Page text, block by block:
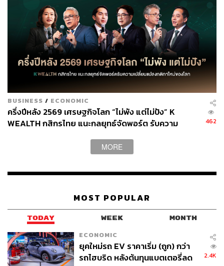
น้อย 90% ของกำไรสุทธิที่ปรับปรุงแล้ว ดังนั้นโดยทั่วไปการ
ลงทุนในกองรีทจึงให้ผลตอบแทนเงินปันผลที่สม่ำเสมอ และ
จะให้ผลตอบแทนที่มากกว่าดอกเบี้ยเงินฝาก
อย่างไรก็ตาม ราคาของหน่วยทรัสต์ซึ่งจะสะท้อนการคาด
หวังผลตอบแทนจากเงินปันผลที่สม่ำเสมอในระยะยาว ซึ่ง
ถือว่าค่อนข้างมีความผันผวนน้อย และจะไม่ได้มีการปรับตัว
ขึ้นสูงในลักษณะเดียวกับหุ้นสามัญประเภทที่มีการเติบโตสูง
(Growth Stock) ดังนั้นการลงทุนในกองรีทจึงเหมาะสำหรับ
นักลงทุนที่ต้องการผลตอบแทนอย่างสม่ำเสมอจากเงินปันผล
ในระยะยาวมากกว่าความคาดหวังกำไรจากการขายหน่วย
ทรัสต์ (Capital Gain) หรือการลงทุนที่เป็นการเก็งกำไรใน
ถึงตรงนี้นักลงทุนอาจเริ่มมีคำถามแล้วว่าหากสนใจจะลงทุน
ในปัจจุบันกองรีทที่จดทะเบียนในตลาดหลักทรัพย์ฯ มีจำนวน
24 กอง โดยแบ่งเป็นกองรีทที่มีการลงทุนหลักใน
อสังหาริมทรัพย์ 4 ประเภท ได้แก่ โรงงานอุตสาหกรรมและ
คลังสินค้า อาคารสำนักงาน อาคารศูนย์การค้าและพื้นที่ค้า
ปลีก โรงแรมและเซอร์วิสอพาร์ตเมนต์ ทั้งนี้กองรีทบางกองมี
BUSINESS / ECONOMIC
ครึ่งปีหลัง 2569 เศรษฐกิจโลก “ไม่พัง แต่ไม่ปัง” K
WEALTH กสิกรไทย แนะกลยุทธ์จัดพอร์ต รับความ
462
MORE
MOST POPULAR
TODAY WEEK MONTH
ECONOMIC
ยุคใหม่รถ EV ราคาเริ่ม (ถูก) กว่า
รถไฮบริด หลังต้นทุนแบตเตอรี่ลด
2.4K